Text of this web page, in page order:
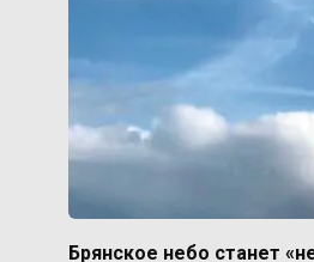
Брянское небо станет